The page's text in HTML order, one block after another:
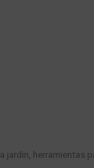
jardin, herramientas